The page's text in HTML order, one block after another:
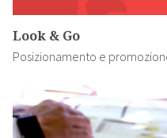
Look & Go
Posizionamento e